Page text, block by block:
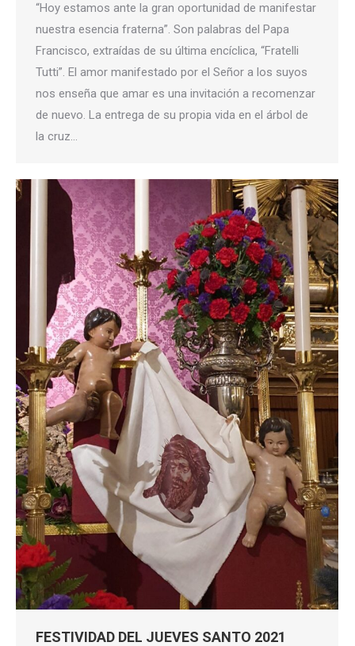
“Hoy estamos ante la gran oportunidad de manifestar
nuestra esencia fraterna”. Son palabras del Papa
Francisco, extraídas de su última encíclica, “Fratelli
Tutti”. El amor manifestado por el Señor a los suyos
nos enseña que amar es una invitación a recomenzar
de nuevo. La entrega de su propia vida en el árbol de
la cruz…
FESTIVIDAD DEL JUEVES SANTO 2021